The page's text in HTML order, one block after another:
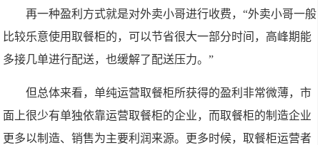
再一种盈利方式就是对外卖小哥进行收费，“外卖小哥一般
比较乐意使用取餐柜的，可以节省很大一部分时间，高峰期能
多接几单进行配送，也缓解了配送压力。”
但总体来看，单纯运营取餐柜所获得的盈利非常微薄，市
面上很少有单独依靠运营取餐柜的企业，而取餐柜的制造企业
更多以制造、销售为主要利润来源。更多时候，取餐柜运营者